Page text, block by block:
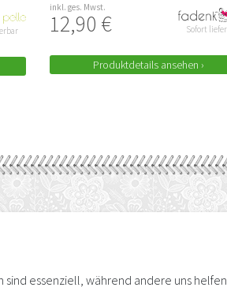
inkl. ges. Mwst.
12,90 € Sofort
Produktdetails ansehen ›
sind essenziell, während andere uns